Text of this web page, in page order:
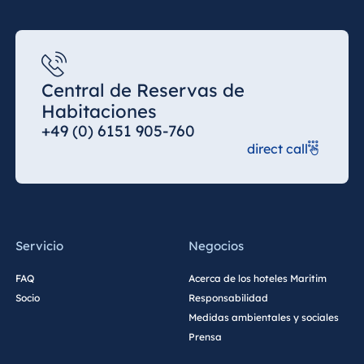
regenerante, emoliente. Recomendado para
Duración aprox. 25–35 minutos, precio por
persona: 49 €
Central de Reservas de
Habitaciones
+49 (0) 6151 905-760
direct call
Servicio
FAQ
Socio
Negocios
Acerca de los hoteles Maritim
Responsabilidad
Medidas ambientales y sociales
Prensa